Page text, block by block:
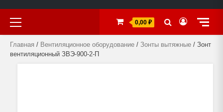
Primary
Menu
0,00 ₽
Главная / Вентиляционное оборудование / Зонты вытяжные / Зонт
вентиляционный ЗВЭ-900-2-П